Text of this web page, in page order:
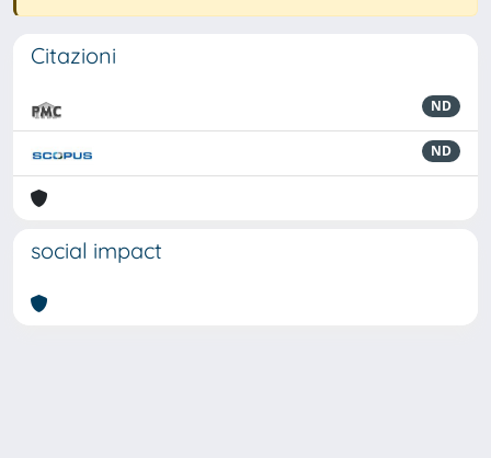
Citazioni
ND
ND
social impact